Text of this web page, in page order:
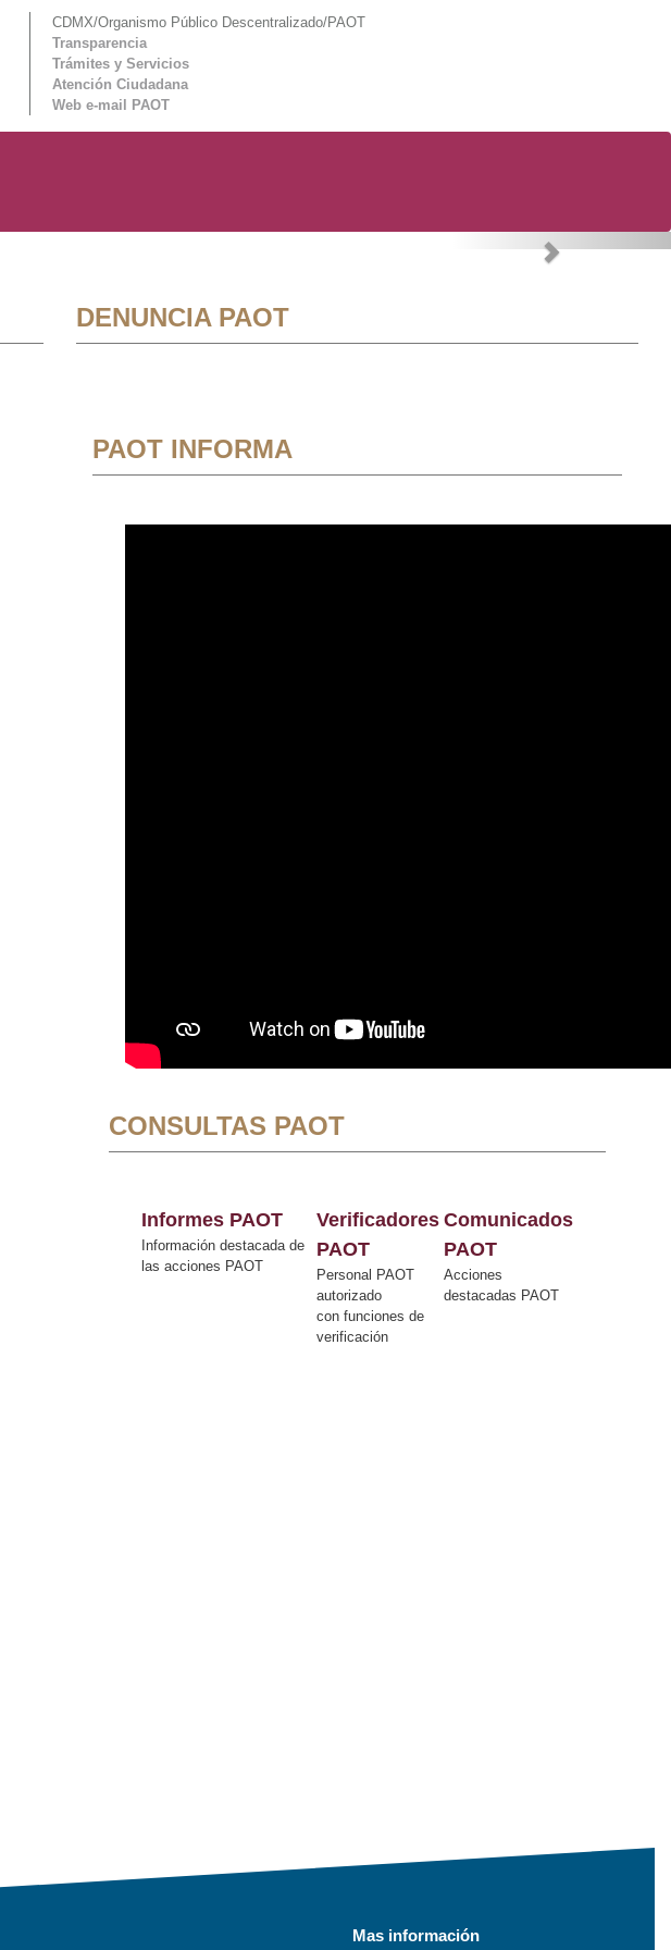
CDMX/Organismo Público Descentralizado/PAOT
Transparencia
Trámites y Servicios
Atención Ciudadana
Web e-mail PAOT
Next
DENUNCIA PAOT
PAOT INFORMA
CONSULTAS PAOT
Informes PAOT
Información destacada de
las acciones PAOT
Verificadores
PAOT
Personal PAOT
autorizado
con funciones de
verificación
Comunicados
PAOT
Acciones
destacadas PAOT
Mas información